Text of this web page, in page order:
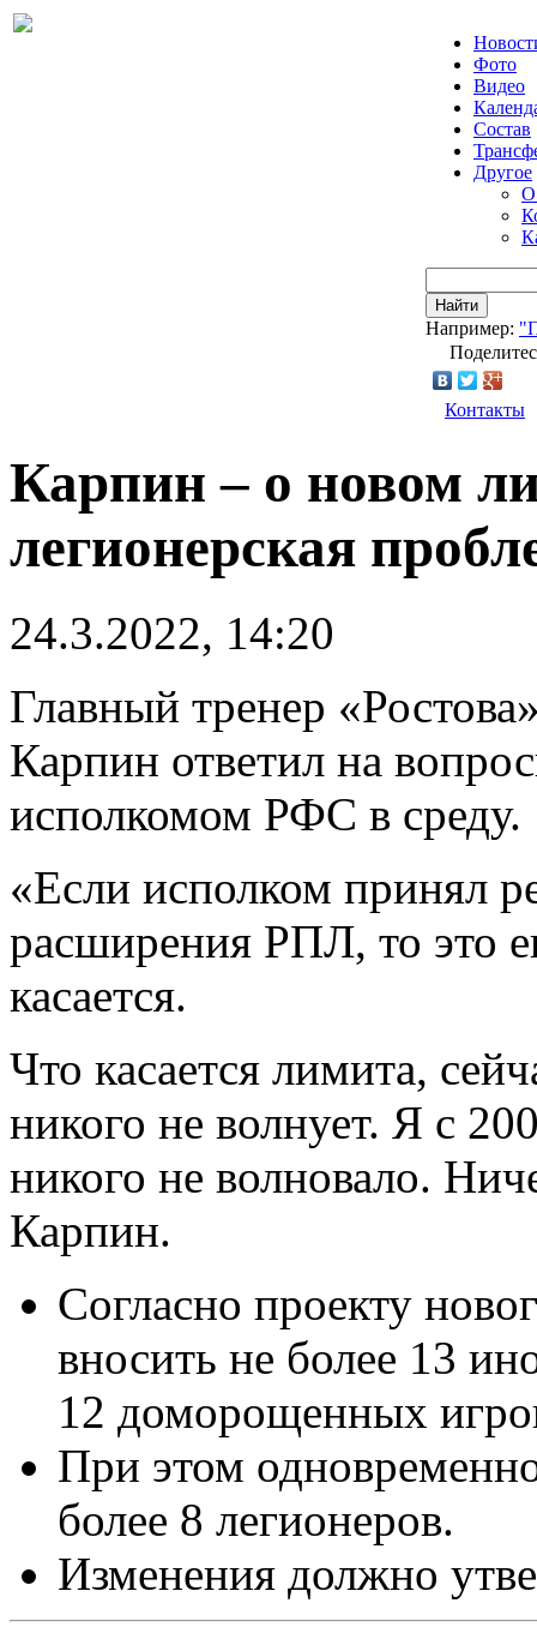
Фото
Видео
Состав
Другое
О
Найти
Например:
Контакты
Карпин – о новом
легионерская
24.3.2022, 14:20
Главный тренер
Карпин ответил на
исполкомом РФС в среду.
«Если исполком принял
расширения РПЛ, то это
касается.
Что касается лимита,
никого не волнует. Я с
никого не волновало.
Карпин.
Согласно проекту
вносить не более 13
12 доморощенных
При этом
более 8 легионеров.
Изменения должно